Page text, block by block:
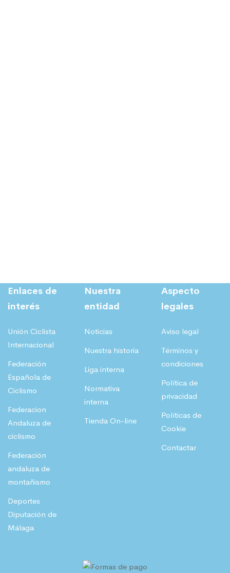
Enlaces de
interés
Unión Ciclista
Internacional
Federación
Española de
Ciclismo
Federacion
Andaluza de
ciclismo
Federación
andaluza de
montañismo
Deportes
Diputación de
Málaga
Nuestra
entidad
Noticias
Nuestra historia
Liga interna
Normativa
interna
Tienda On-line
Aspecto
legales
Aviso legal
Términos y
condiciones
Política de
privacidad
Políticas de
Cookie
Contactar